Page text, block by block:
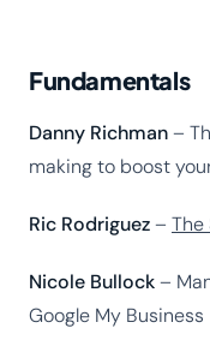
Fundamentals
Danny Richman–
making to boost
Ric Rodriguez– The
Nicole Bullock–
Google My Business